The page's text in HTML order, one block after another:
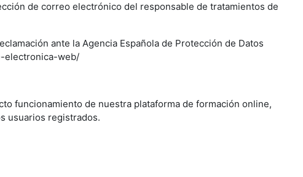
de correo electrónico del responsable de tratamientos de
ante la Agencia Española de Protección de Datos
electronica-web/
funcionamiento de nuestra plataforma de formación online,
usuarios registrados.